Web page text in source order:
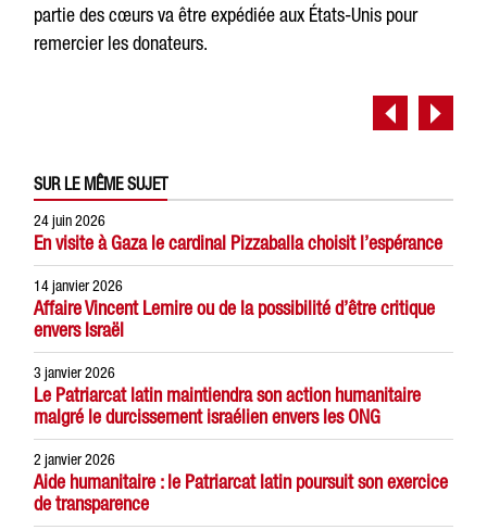
partie des cœurs va être expédiée aux États-Unis pour
remercier les donateurs.
SUR LE MÊME SUJET
24 juin 2026
En visite à Gaza le cardinal Pizzaballa choisit l’espérance
14 janvier 2026
Affaire Vincent Lemire ou de la possibilité d’être critique
envers Israël
3 janvier 2026
Le Patriarcat latin maintiendra son action humanitaire
malgré le durcissement israélien envers les ONG
2 janvier 2026
Aide humanitaire : le Patriarcat latin poursuit son exercice
de transparence